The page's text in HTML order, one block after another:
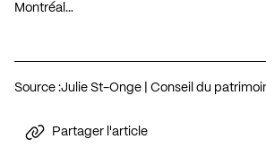
Montréal…
Source :Julie St-Onge | Conseil du
Partager l'article